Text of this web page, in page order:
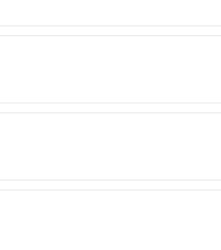
基本的車型，如Toyota
位用戶卻遲遲尚未歸還，
果要考慮到回程，屏東縣
出差、貴賓來訪、寵物